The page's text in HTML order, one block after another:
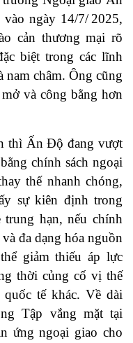
ngày 14/7/ 2025,
cản thương mại rõ
biệt trong các lĩnh
nam châm. Ông cũng
và công bằng hơn
thì Ấn Độ đang vượt
chính sách ngoại
thế nhanh chóng,
sự kiên định trong
hạn, nếu chính
đa dạng hóa nguồn
giảm thiếu áp lực
thời củng cố vị thế
tế khác. Về dài
Tập vắng mặt tại
ứng ngoại giao cho